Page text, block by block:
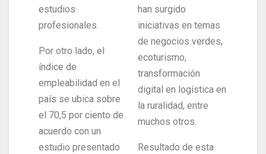
estudios
profesionales.
Por otro lado, el
índice de
empleabilidad en el
país se ubica sobre
el 70,5 por ciento de
acuerdo con un
estudio presentado
han surgido
iniciativas en temas
de negocios verdes,
ecoturismo,
transformación
digital en logística en
la ruralidad, entre
muchos otros.
Resultado de esta